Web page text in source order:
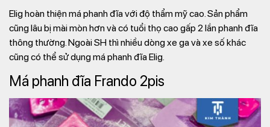
Elig hoàn thiện má phanh đĩa với độ thẩm mỹ cao. Sản phẩm
cũng lâu bị mài mòn hơn và có tuổi thọ cao gấp 2 lần phanh đĩa
thông thường. Ngoài SH thì nhiều dòng xe ga và xe số khác
cũng có thể sử dụng má phanh đĩa Elig.
Má phanh đĩa Frando 2pis